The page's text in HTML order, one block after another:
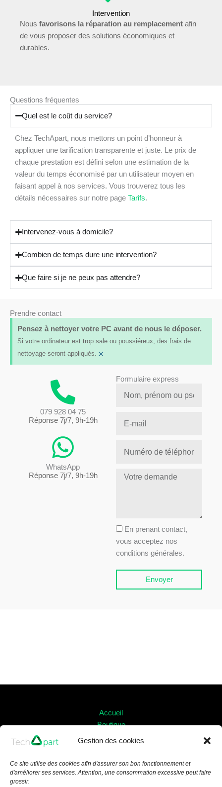
Gestion des cookies
Ce site utilise des cookies afin d'assurer son bon fonctionnement et
d'améliorer ses services. Attention, une consommation excessive peut faire
grossir.
Intervention
Nous favorisons la réparation au remplacement afin
de vous proposer des solutions économiques et
durables.
Questions fréquentes
Quel est le coût du service?
Chez TechApart, nous mettons un point d’honneur à
appliquer une tarification transparente et juste. Le prix de
chaque prestation est défini selon une estimation de la
valeur du temps économisé par un utilisateur moyen en
faisant appel à nos services. Vous trouverez tous les
détails nécessaires sur notre page Tarifs.
Intervenez-vous à domicile?
Combien de temps dure une intervention?
Que faire si je ne peux pas attendre?
Prendre contact
Pensez à nettoyer votre PC avant de nous le déposer.
Si votre ordinateur est trop sale ou poussiéreux, des frais de
nettoyage seront appliqués. ×
079 928 04 75
Réponse 7j/7, 9h-19h
WhatsApp
Réponse 7j/7, 9h-19h
Formulaire express
n
e
g
e
A
c
c
t
En prenant contact,
vous acceptez nos
conditions générales.
Envoyer
Accueil
Boutique
Services
Contact
Mon compte